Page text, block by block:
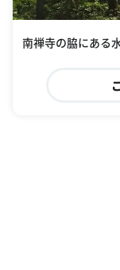
南禅寺の脇にある